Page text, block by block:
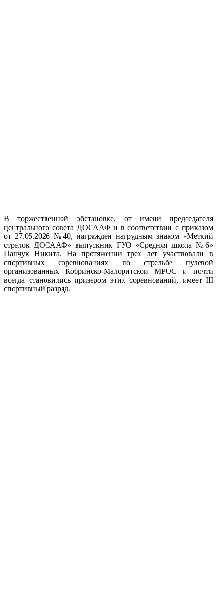
В торжественной обстановке, от имени председателя
центрального совета ДОСААФ и в соответствии с приказом
от 27.05.2026 №40, награжден нагрудным знаком «Меткий
стрелок ДОСААФ» выпускник ГУО «Средняя школа №6»
Панчук Никита. На протяжении трех лет участвовали в
спортивных соревнованиях по стрельбе пулевой
организованных Кобринско-Малоритской МРОС и почти
всегда становились призером этих соревнований, имеет III
спортивный разряд.